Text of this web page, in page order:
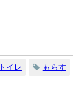
トイレ もらす